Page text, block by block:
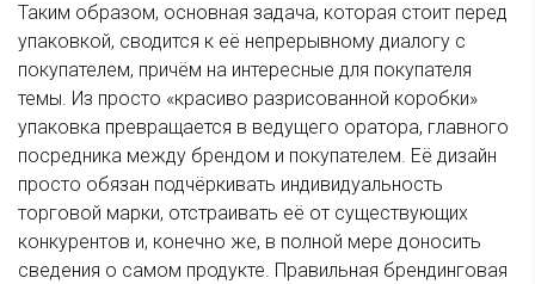
Таким образом, основная задача, которая стоит перед
упаковкой, сводится к её непрерывному диалогу с
покупателем, причём на интересные для покупателя
темы. Из просто «красиво разрисованной коробки»
упаковка превращается в ведущего оратора, главного
посредника между брендом и покупателем. Её дизайн
просто обязан подчёркивать индивидуальность
торговой марки, отстраивать её от существующих
конкурентов и, конечно же, в полной мере доносить
сведения о самом продукте. Правильная брендинговая